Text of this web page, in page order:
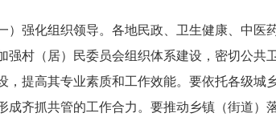
一）强化组织领导。各地民政、卫生健康、中
强村（居）民委员会组织体系建设，密切公共
，提高其专业素质和工作效能。要依托各级城
成齐抓共管的工作合力。要推动乡镇（街道）